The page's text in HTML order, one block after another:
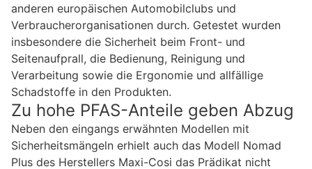
anderen europäischen Automobilclubs und
Verbraucherorganisationen durch. Getestet wurden
insbesondere die Sicherheit beim Front- und
Seitenaufprall, die Bedienung, Reinigung und
Verarbeitung sowie die Ergonomie und allfällige
Schadstoffe in den Produkten.
Zu hohe PFAS-Anteile geben Abzug
Neben den eingangs erwähnten Modellen mit
Sicherheitsmängeln erhielt auch das Modell Nomad
Plus des Herstellers Maxi-Cosi das Prädikat nicht